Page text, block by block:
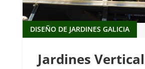
Jardines
DISEÑO DE JARDINES GALICIA